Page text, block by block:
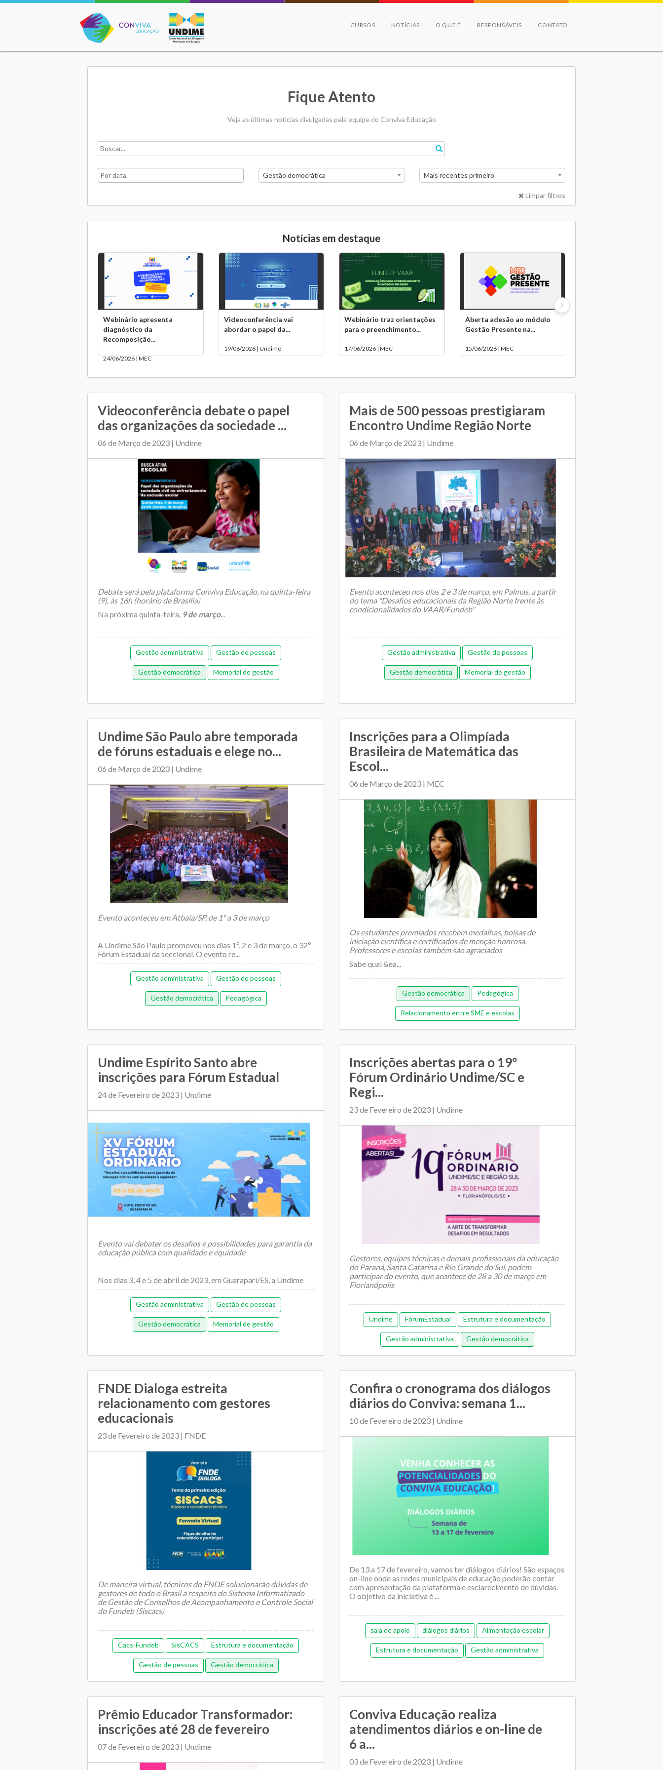
Conviva Educação
CURSOS NOTÍCIAS O QUE É RESPONSÁVEIS CONTATO
Fique Atento
Veja as últimas notícias divulgadas pela equipe do Conviva Educação
Gestão democrática Mais recentes primeiro
Limpar filtros
Notícias em destaque
Webinário apresenta
diagnóstico da
Recomposição...
24/06/2026 | MEC
Videoconferência vai
abordar o papel da...
19/06/2026 | Undime
Webinário traz orientações
para o preenchimento...
17/06/2026 | MEC
Aberta adesão ao módulo
Gestão Presente na...
15/06/2026 | MEC
Videoconferência debate o papel
das organizações da sociedade ...
06 de Março de 2023 | Undime
Debate será pela plataforma Conviva Educação, na quinta-feira
(9), às 16h (horário de Brasília)
Na próxima quinta-feira, 9 de março...
Gestão administrativa Gestão de pessoas
Gestão democrática Memorial de gestão
Mais de 500 pessoas prestigiaram
Encontro Undime Região Norte
06 de Março de 2023 | Undime
Evento aconteceu nos dias 2 e 3 de março, em Palmas, a partir
do tema "Desafios educacionais da Região Norte frente às
condicionalidades do VAAR/Fundeb"
O 1º En...
Gestão administrativa Gestão de pessoas
Gestão democrática Memorial de gestão
Undime São Paulo abre temporada
de fóruns estaduais e elege no...
06 de Março de 2023 | Undime
Evento aconteceu em Atbaia/SP, de 1º a 3 de março
A Undime São Paulo promoveu nos dias 1º, 2 e 3 de março, o 32º
Fórum Estadual da seccional. O evento re...
Gestão administrativa Gestão de pessoas
Gestão democrática Pedagógica
Inscrições para a Olimpíada
Brasileira de Matemática das
Escol...
06 de Março de 2023 | MEC
Os estudantes premiados recebem medalhas, bolsas de
iniciação científica e certificados de menção honrosa.
Professores e escolas também são agraciados
Sabe qual &ea...
Gestão democrática Pedagógica
Relacionamento entre SME e escolas
Undime Espírito Santo abre
inscrições para Fórum Estadual
24 de Fevereiro de 2023 | Undime
Evento vai debater os desafios e possibilidades para garantia da
educação pública com qualidade e equidade
Nos dias 3, 4 e 5 de abril de 2023, em Guarapari/ES, a Undime
Esp&ia...
Gestão administrativa Gestão de pessoas
Gestão democrática Memorial de gestão
Inscrições abertas para o 19º
Fórum Ordinário Undime/SC e
Regi...
23 de Fevereiro de 2023 | Undime
Gestores, equipes técnicas e demais profissionais da educação
do Paraná, Santa Catarina e Rio Grande do Sul, podem
participar do evento, que acontece de 28 a 30 de março em
Florianópolis
Undime FórumEstadual Estrutura e documentação
Gestão administrativa Gestão democrática
FNDE Dialoga estreita
relacionamento com gestores
educacionais
23 de Fevereiro de 2023 | FNDE
De maneira virtual, técnicos do FNDE solucionarão dúvidas de
gestores de todo o Brasil a respeito do Sistema Informatizado
de Gestão de Conselhos de Acompanhamento e Controle Social
do Fundeb (Siscacs)
Cacs-Fundeb SisCACS Estrutura e documentação
Gestão de pessoas Gestão democrática
Confira o cronograma dos diálogos
diários do Conviva: semana 1...
10 de Fevereiro de 2023 | Undime
De 13 a 17 de fevereiro, vamos ter diálogos diários! São espaços
on-line onde as redes municipais de educação poderão contar
com apresentação da plataforma e esclarecimento de dúvidas.
O objetivo da iniciativa é ...
sala de apoio diálogos diários Alimentação escolar
Estrutura e documentação Gestão administrativa
Pedagógica Plano Municipal de Educação
Regime de colaboração Relacionamento entre SME e escolas
Prêmio Educador Transformador:
inscrições até 28 de fevereiro
07 de Fevereiro de 2023 | Undime
Conviva Educação realiza
atendimentos diários e on-line de
6 a...
03 de Fevereiro de 2023 | Undime